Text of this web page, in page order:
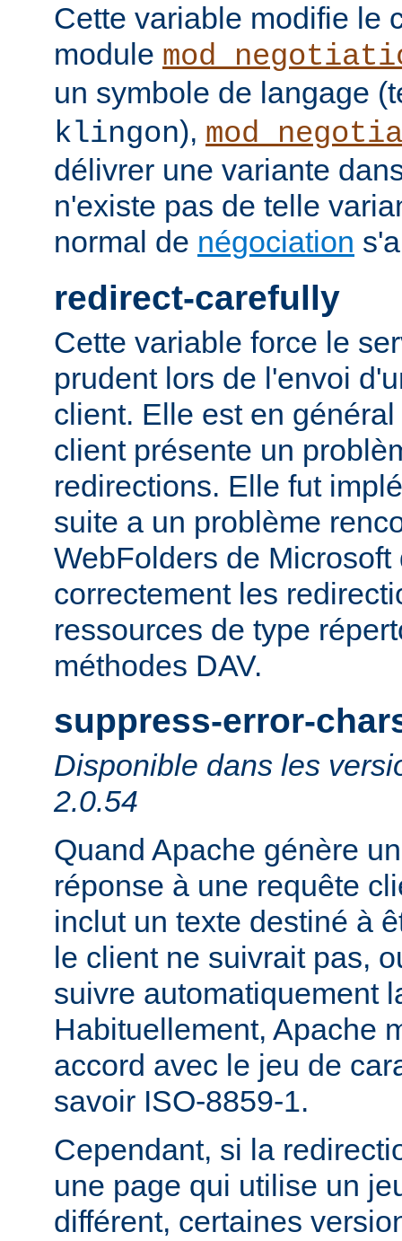
Cette variable modifie le
module
un symbole de langage
klingon),
délivrer une variante
n'existe pas de telle
normal de négociation
redirect-carefully
Cette variable force le
prudent lors de l'envoi
client. Elle est en
client présente un
redirections. Elle fut
suite a un problème
WebFolders de
correctement les
ressources de type
méthodes DAV.
suppress-error-
Disponible dans les
2.0.54
Quand Apache génère
réponse à une requête
inclut un texte destiné à
le client ne suivrait pas,
suivre automatiquement
Habituellement, Apache
accord avec le jeu de
savoir ISO-8859-1.
Cependant, si la
une page qui utilise un
différent, certaines